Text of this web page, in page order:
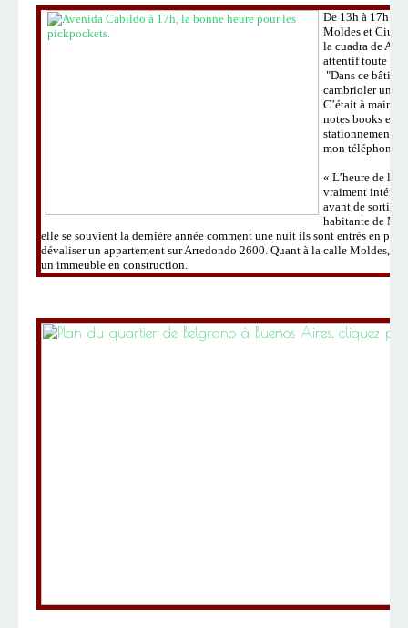
De 13h à 17h.
Moldes et
la cuadra de
attentif toute
"Dans ce
cambrioler une
C’était à main
notes books et
stationnement,
mon téléphone ».
« L’heure de la
vraiment intérêt
avant de sortir
habitante de
elle se souvient la dernière année comment une nuit ils sont entrés en
dévaliser un appartement sur Arredondo 2600. Quant à la calle Moldes,
un immeuble en construction.